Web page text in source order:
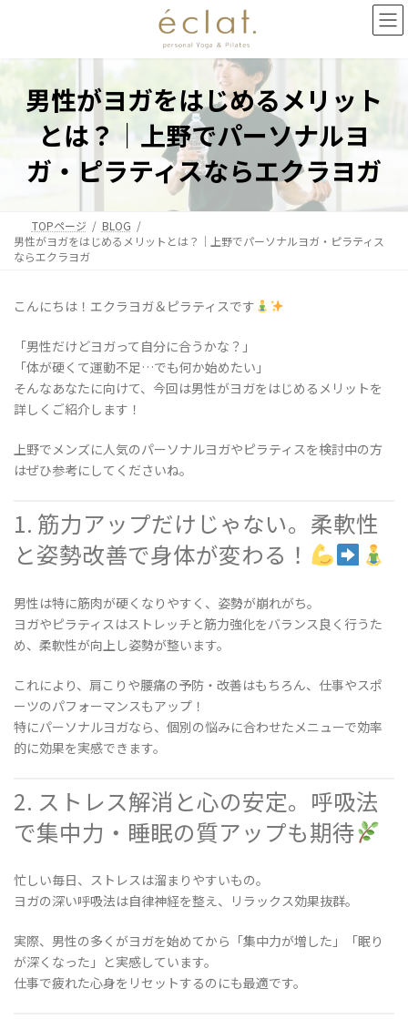
ン
ー
男性がヨガをはじめるメリット
とは？｜上野でパーソナルヨ
ガ・ピラティスならエクラヨガ
TOPページ
BLOG
男性がヨガをはじめるメリットとは？｜上野でパーソナルヨガ・ピラティス
ならエクラヨガ
こんにちは！エクラヨガ＆ピラティスです
「男性だけどヨガって自分に合うかな？」
「体が硬くて運動不足…でも何か始めたい」
そんなあなたに向けて、今回は男性がヨガをはじめるメリットを
詳しくご紹介します！
上野でメンズに人気のパーソナルヨガやピラティスを検討中の方
はぜひ参考にしてくださいね。
1. 筋力アップだけじゃない。柔軟性
と姿勢改善で身体が変わる！
男性は特に筋肉が硬くなりやすく、姿勢が崩れがち。
ヨガやピラティスはストレッチと筋力強化をバランス良く行うた
め、柔軟性が向上し姿勢が整います。
これにより、肩こりや腰痛の予防・改善はもちろん、仕事やスポ
ーツのパフォーマンスもアップ！
特にパーソナルヨガなら、個別の悩みに合わせたメニューで効率
的に効果を実感できます。
2. ストレス解消と心の安定。呼吸法
で集中力・睡眠の質アップも期待
忙しい毎日、ストレスは溜まりやすいもの。
ヨガの深い呼吸法は自律神経を整え、リラックス効果抜群。
実際、男性の多くがヨガを始めてから「集中力が増した」「眠り
が深くなった」と実感しています。
仕事で疲れた心身をリセットするのにも最適です。